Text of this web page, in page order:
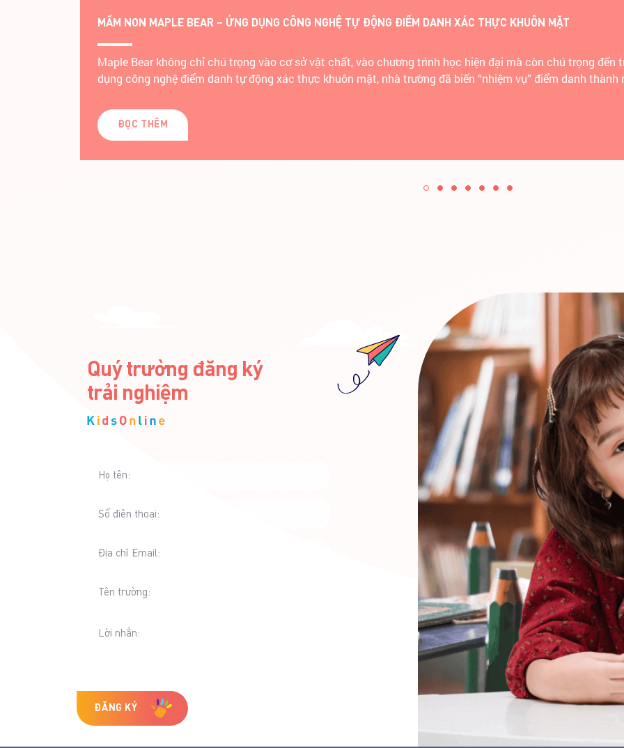
TÌM HIỂU BÍ QUYẾT TƯƠNG TÁC PHỤ HUYNH CÙNG MẦM NON QUỐC TẾ MARIE CURIE
Trường mầm non Quốc tế Marie Curie ứng dụng công nghệ vào quản lý vận hành và tương tác với phụ
không chỉ giúp quản lý tài chính, chương trình học, ngoại khóa,… dễ dàng mà còn giúp giáo viên giảm
ĐỌC THÊM
Quý trường đăng ký
trải nghiệm
Họ tên:
Số điên thoại:
Địa chỉ Email:
Tên trường:
Lời nhắn:
ĐĂNG KÝ